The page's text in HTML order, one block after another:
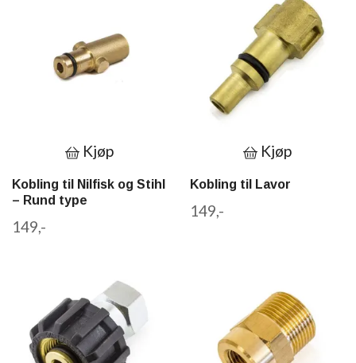
Kjøp
Kobling til Nilfisk og Stihl
– Rund type
149,-
Kjøp
Kobling til Lavor
149,-